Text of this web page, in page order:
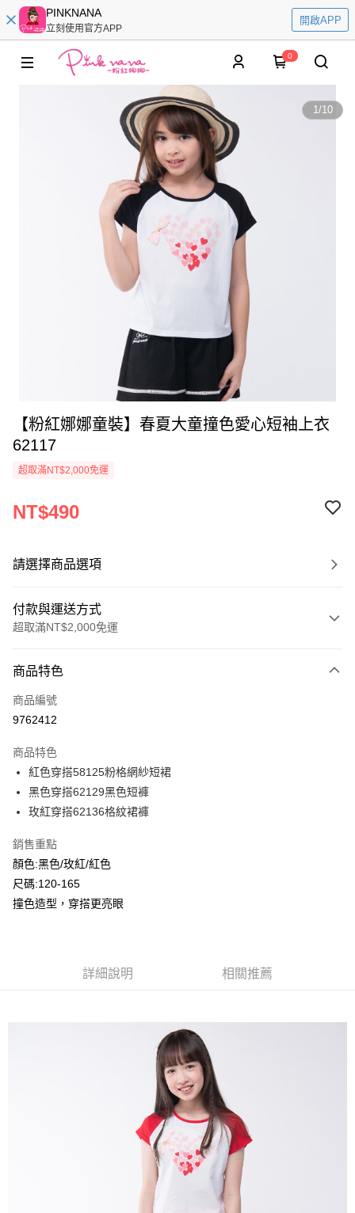
PINKNANA
立刻使用官方APP
開啟APP
0
1/10
【粉紅娜娜童裝】春夏大童撞色愛心短袖上衣
62117
超取滿NT$2,000免運
NT$490
請選擇商品選項
付款與運送方式
超取滿NT$2,000免運
信用卡一次付款
超商取貨付款
Apple Pay
Google Pay
運送方式
全家付款取貨
每筆NT$80，滿NT$2,000(含以上)免運費
每筆NT$80，滿NT$2,000(含以上)免運費
每筆NT$80，滿NT$2,000(含以上)免運費
商品特色
商品編號
9762412
商品特色
紅色穿搭58125粉格網紗短裙
黑色穿搭62129黑色短褲
玫紅穿搭62136格紋裙褲
銷售重點
顏色:黑色/玫紅/紅色
尺碼:120-165
撞色造型，穿搭更亮眼
詳細說明 相關推薦